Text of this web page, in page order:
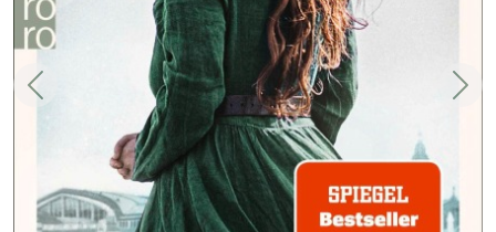
Zurück